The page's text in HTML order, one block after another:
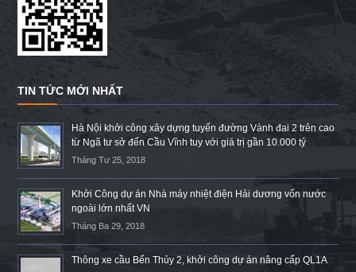
TIN TỨC MỚI NHẤT
Hà Nội khởi công xây dựng tuyến đường Vành đai 2 trên cao
từ Ngã tư sở đến Cầu Vĩnh tuy với giá trị gần 10.000 tỷ
Tháng Tư 25, 2018
Khởi Công dự án Nhà máy nhiệt điện Hải dương vốn nước
ngoài lớn nhất VN
Tháng Ba 29, 2018
Thông xe cầu Bến Thủy 2, khởi công dự án nâng cấp QL1A